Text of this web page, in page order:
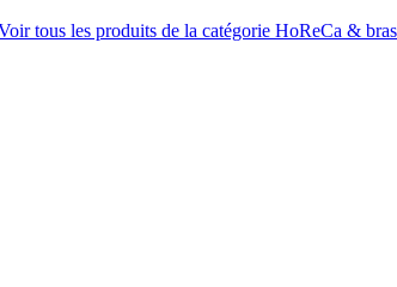
tous les produits de la catégorie HoReCa &